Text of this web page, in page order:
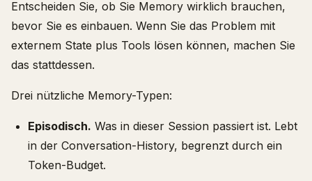
Entscheiden Sie, ob Sie Memory wirklich brauchen,
bevor Sie es einbauen. Wenn Sie das Problem mit
externem State plus Tools lösen können, machen Sie
das stattdessen.
Drei nützliche Memory-Typen:
Episodisch. Was in dieser Session passiert ist. Lebt
in der Conversation-History, begrenzt durch ein
Token-Budget.